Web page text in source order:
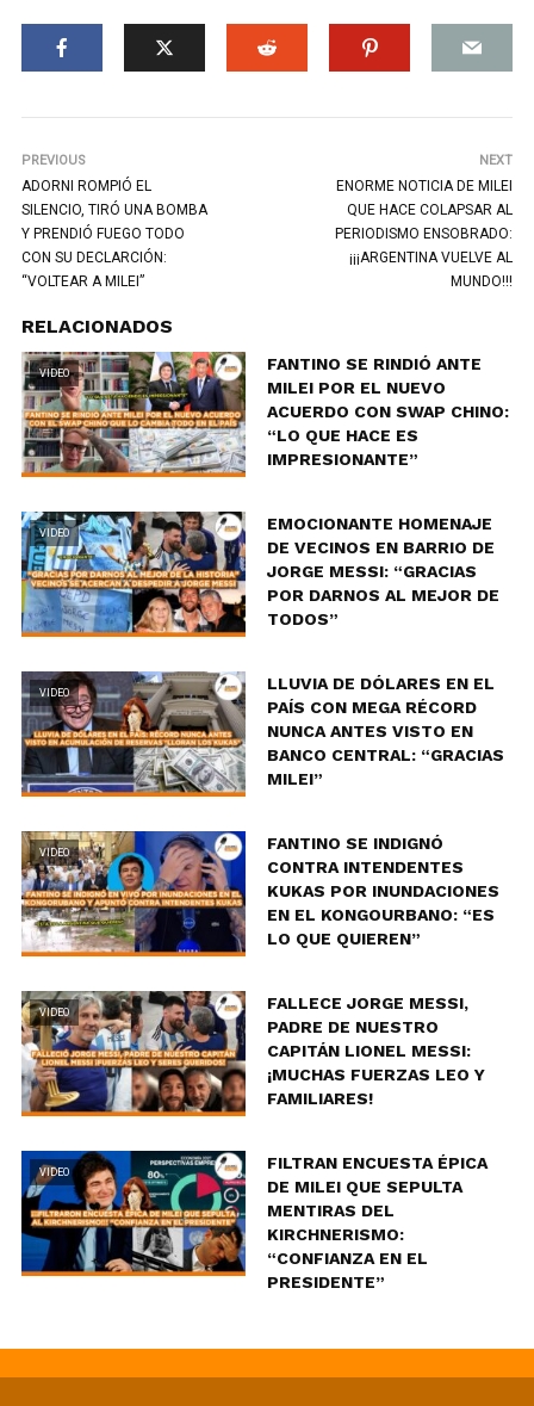
PREVIOUS
ADORNI ROMPIÓ EL
SILENCIO, TIRÓ UNA BOMBA
Y PRENDIÓ FUEGO TODO
CON SU DECLARCIÓN:
“VOLTEAR A MILEI”
NEXT
ENORME NOTICIA DE MILEI
QUE HACE COLAPSAR AL
PERIODISMO ENSOBRADO:
¡¡¡ARGENTINA VUELVE AL
MUNDO!!!
RELACIONADOS
VIDEO
FANTINO SE RINDIÓ ANTE
MILEI POR EL NUEVO
ACUERDO CON SWAP CHINO:
“LO QUE HACE ES
IMPRESIONANTE”
VIDEO
EMOCIONANTE HOMENAJE
DE VECINOS EN BARRIO DE
JORGE MESSI: “GRACIAS
POR DARNOS AL MEJOR DE
TODOS”
VIDEO
LLUVIA DE DÓLARES EN EL
PAÍS CON MEGA RÉCORD
NUNCA ANTES VISTO EN
BANCO CENTRAL: “GRACIAS
MILEI”
VIDEO
FANTINO SE INDIGNÓ
CONTRA INTENDENTES
KUKAS POR INUNDACIONES
EN EL KONGOURBANO: “ES
LO QUE QUIEREN”
VIDEO
FALLECE JORGE MESSI,
PADRE DE NUESTRO
CAPITÁN LIONEL MESSI:
¡MUCHAS FUERZAS LEO Y
FAMILIARES!
VIDEO
FILTRAN ENCUESTA ÉPICA
DE MILEI QUE SEPULTA
MENTIRAS DEL
KIRCHNERISMO:
“CONFIANZA EN EL
PRESIDENTE”